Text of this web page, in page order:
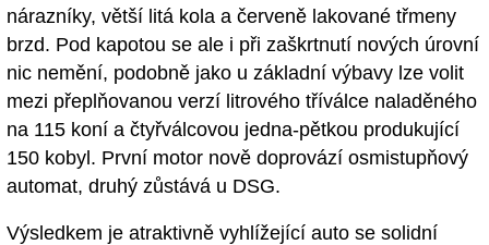
nárazníky, větší litá kola a červeně lakované třmeny
brzd. Pod kapotou se ale i při zaškrtnutí nových úrovní
nic nemění, podobně jako u základní výbavy lze volit
mezi přeplňovanou verzí litrového tříválce naladěného
na 115 koní a čtyřválcovou jedna-pětkou produkující
150 kobyl. První motor nově doprovází osmistupňový
automat, druhý zůstává u DSG.
Výsledkem je atraktivně vyhlížející auto se solidní